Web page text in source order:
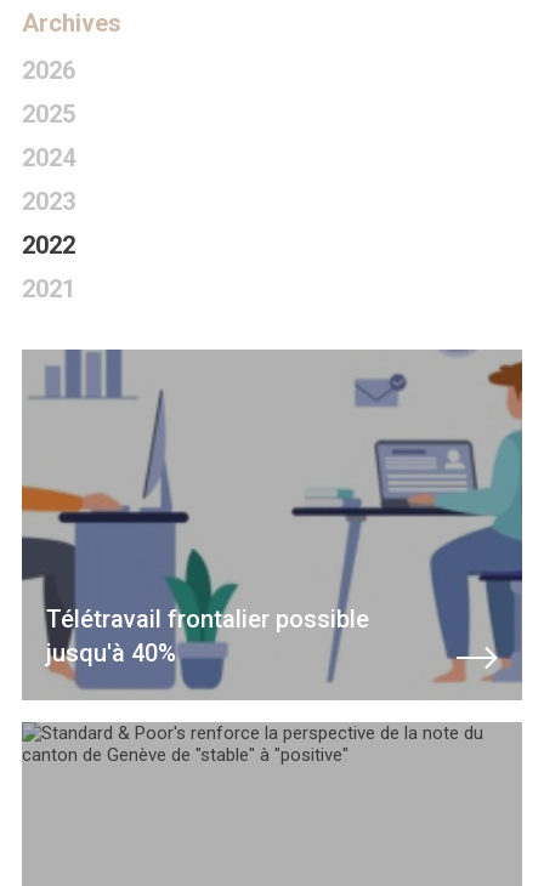
Archives
2026
2025
2024
2023
2022
2021
Télétravail frontalier possible
jusqu'à 40%